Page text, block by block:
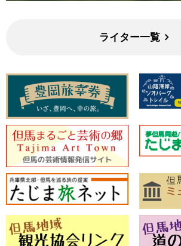
ライター一覧